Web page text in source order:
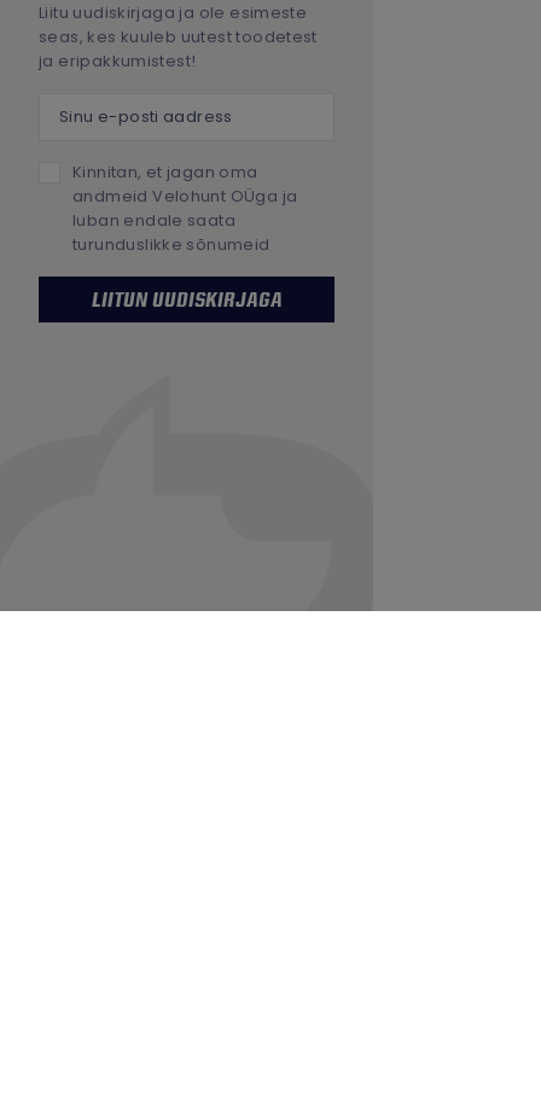
Liitu uudiskirjaga ja ole esimeste
seas, kes kuuleb uutest toodetest
ja eripakkumistest!
Kinnitan, et jagan oma
andmeid Velohunt OÜga ja
luban endale saata
turunduslikke sõnumeid
LIITUN UUDISKIRJAGA